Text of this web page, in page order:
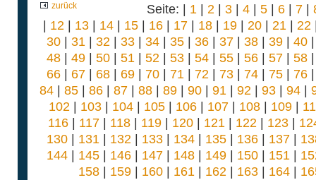
zurück Seite: | 1 | 2 | 3 | 4 | 5 | 6 | 7 |
| 12 | 13| 14| 15| 16| 17| 18| 19| 20| 21 | 22
30| 31 | 32 | 33| 34| 35| 36| 37| 38| 39| 40
48| 49| 50| 51 | 52 | 53| 54| 55| 56| 57| 58
66| 67| 68| 69| 70| 71 | 72 | 73| 74| 75| 76
84| 85| 86| 87| 88| 89| 90| 91 | 92 | 93| 94|
102 | 103 | 104 | 105 | 106 | 107 | 108 | 109 |
116| 117| 118| 119| 120| 121 | 122 | 123|
130| 131 | 132 | 133| 134| 135| 136| 137|
144| 145| 146| 147| 148| 149| 150| 151 |
158| 159| 160| 161 | 162 | 163| 164|